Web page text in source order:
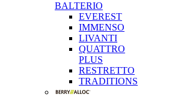
BALTERIO
EVEREST
IMMENSO
LIVANTI
QUATTRO
PLUS
RESTRETTO
TRADITIONS